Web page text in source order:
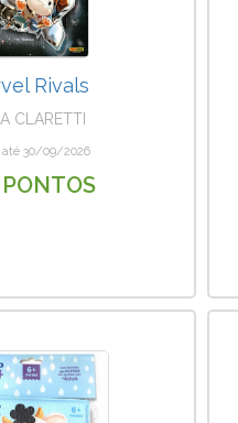
Rivals
CLARETTI
até 30/09/2026